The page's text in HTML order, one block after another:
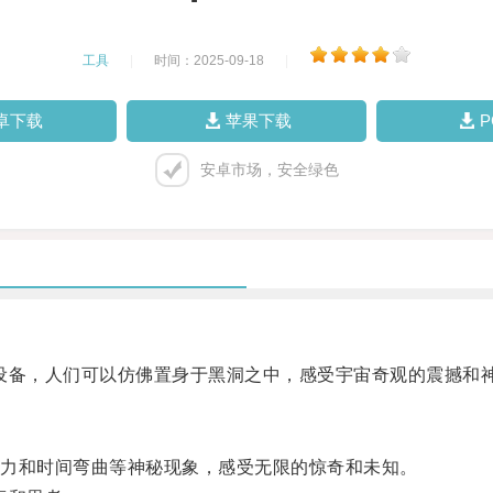
工具 时间：2025-09-18
下载 苹果下载
安卓市场，安全绿色
人们可以仿佛置身于黑洞之中，感受宇宙奇观的震撼和
时间弯曲等神秘现象，感受无限的惊奇和未知。